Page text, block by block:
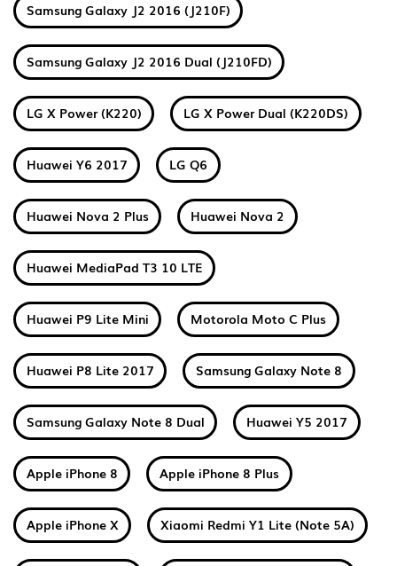
Samsung Galaxy J2 2016 (J210F)
Samsung Galaxy J2 2016 Dual (J210FD)
LG X Power (K220) LG X Power Dual (K220DS)
Huawei Y6 2017 LG Q6
Huawei Nova 2 Plus Huawei Nova 2
Huawei MediaPad T3 10 LTE
Huawei P9 Lite Mini Motorola Moto C Plus
Huawei P8 Lite 2017 Samsung Galaxy Note 8
Samsung Galaxy Note 8 Dual Huawei Y5 2017
Apple iPhone 8 Apple iPhone 8 Plus
Apple iPhone X Xiaomi Redmi Y1 Lite (Note 5A)